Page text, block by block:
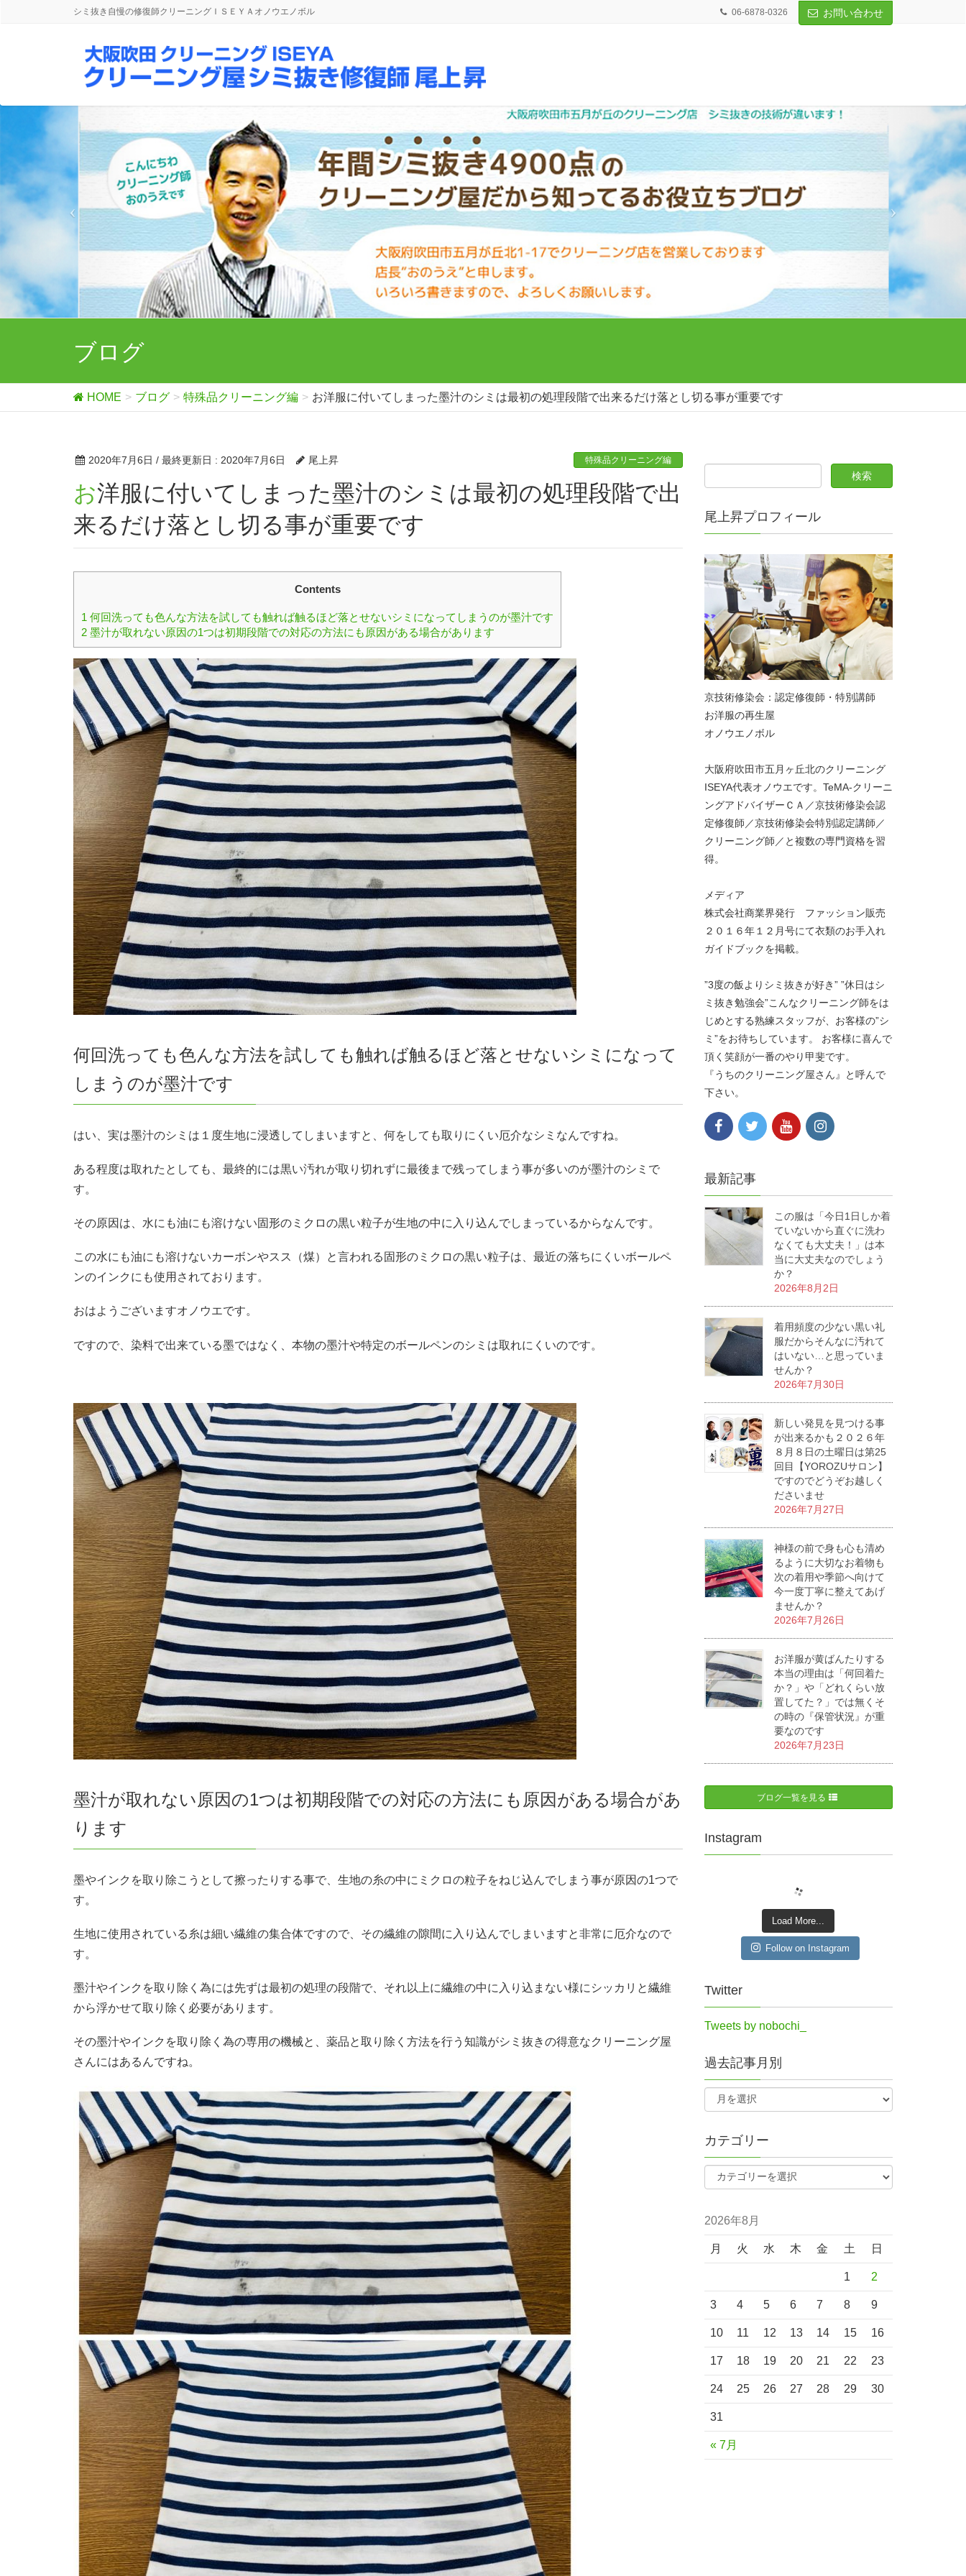
シミ抜き自慢の修復師クリーニングＩＳＥＹＡオノウエノボル 06-6878-0326 お問い合わせ
ブログ
HOME ブログ 特殊品クリーニング編 お洋服に付いてしまった墨汁のシミは最初の処理段階で出来るだけ落とし切る事が重要です
2020年7月6日 / 最終更新日 : 2020年7月6日 尾上昇 特殊品クリーニング編
お洋服に付いてしまった墨汁のシミは最初の処理段階で出
来るだけ落とし切る事が重要です
Contents
1 何回洗っても色んな方法を試しても触れば触るほど落とせないシミになってしまうのが墨汁です
2 墨汁が取れない原因の1つは初期段階での対応の方法にも原因がある場合があります
何回洗っても色んな方法を試しても触れば触るほど落とせないシミになって
しまうのが墨汁です
はい、実は墨汁のシミは１度生地に浸透してしまいますと、何をしても取りにくい厄介なシミなんですね。
ある程度は取れたとしても、最終的には黒い汚れが取り切れずに最後まで残ってしまう事が多いのが墨汁のシミで
す。
その原因は、水にも油にも溶けない固形のミクロの黒い粒子が生地の中に入り込んでしまっているからなんです。
この水にも油にも溶けないカーボンやスス（煤）と言われる固形のミクロの黒い粒子は、最近の落ちにくいボールペ
ンのインクにも使用されております。
おはようございますオノウエです。
ですので、染料で出来ている墨ではなく、本物の墨汁や特定のボールペンのシミは取れにくいのです。
墨汁が取れない原因の1つは初期段階での対応の方法にも原因がある場合があ
ります
墨やインクを取り除こうとして擦ったりする事で、生地の糸の中にミクロの粒子をねじ込んでしまう事が原因の1つで
す。
生地に使用されている糸は細い繊維の集合体ですので、その繊維の隙間に入り込んでしまいますと非常に厄介なので
す。
墨汁やインクを取り除く為には先ずは最初の処理の段階で、それ以上に繊維の中に入り込まない様にシッカリと繊維
から浮かせて取り除く必要があります。
その墨汁やインクを取り除く為の専用の機械と、薬品と取り除く方法を行う知識がシミ抜きの得意なクリーニング屋
さんにはあるんですね。
尾上昇プロフィール
京技術修染会：認定修復師・特別講師
お洋服の再生屋
オノウエノボル
大阪府吹田市五月ヶ丘北のクリーニング
ISEYA代表オノウエです。TeMA-クリーニ
ングアドバイザーＣＡ／京技術修染会認
定修復師／京技術修染会特別認定講師／
クリーニング師／と複数の専門資格を習
得。
メディア
株式会社商業界発行 ファッション販売
２０１６年１２月号にて衣類のお手入れ
ガイドブックを掲載。
”3度の飯よりシミ抜きが好き” ”休日はシ
ミ抜き勉強会”こんなクリーニング師をは
じめとする熟練スタッフが、お客様の”シ
ミ”をお待ちしています。 お客様に喜んで
頂く笑顔が一番のやり甲斐です。
『うちのクリーニング屋さん』と呼んで
下さい。
最新記事
この服は「今日1日しか着
ていないから直ぐに洗わ
なくても大丈夫！」は本
当に大丈夫なのでしょう
か？
2026年8月2日
着用頻度の少ない黒い礼
服だからそんなに汚れて
はいない…と思っていま
せんか？
2026年7月30日
新しい発見を見つける事
が出来るかも２０２６年
８月８日の土曜日は第25
回目【YOROZUサロン】
ですのでどうぞお越しく
ださいませ
2026年7月27日
神様の前で身も心も清め
るように大切なお着物も
次の着用や季節へ向けて
今一度丁寧に整えてあげ
ませんか？
2026年7月26日
お洋服が黄ばんたりする
本当の理由は「何回着た
か？」や「どれくらい放
置してた？」では無くそ
の時の『保管状況』が重
要なのです
2026年7月23日
ブログ一覧を見る
Instagram
Load More...
Follow on Instagram
Twitter
Tweets by nobochi_
過去記事月別
カテゴリー
2026年8月
月 火 水 木 金 土 日
« 7月
1 2
3 4 5 6 7 8 9
10 11 12 13 14 15 16
17 18 19 20 21 22 23
24 25 26 27 28 29 30
31